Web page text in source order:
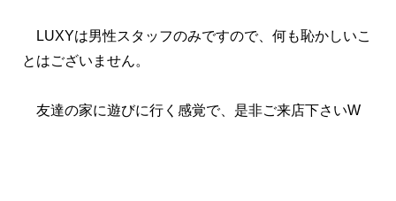
LUXYは男性スタッフのみですので、何も恥かしいこ
とはございません。
友達の家に遊びに行く感覚で、是非ご来店下さいW